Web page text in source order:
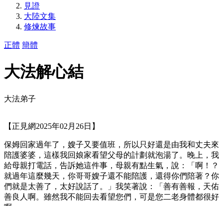
見證
大陸文集
修煉故事
正體 簡體
大法解心結
大法弟子
【正見網2025年02月26日】
保姆回家過年了，嫂子又要值班，所以只好還是由我和丈夫來
陪護婆婆，這樣我回娘家看望父母的計劃就泡湯了。晚上，我
給母親打電話，告訴她這件事，母親有點生氣，說：「啊！？
就過年這麼幾天，你哥哥嫂子還不能陪護，還得你們陪著？你
們就是太善了，太好說話了。」我笑著說：「善有善報，天佑
善良人啊。雖然我不能回去看望您們，可是您二老身體都很好